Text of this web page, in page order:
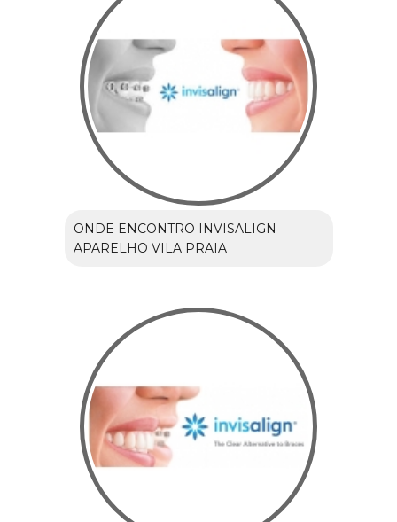
ONDE ENCONTRO INVISALIGN
APARELHO VILA PRAIA